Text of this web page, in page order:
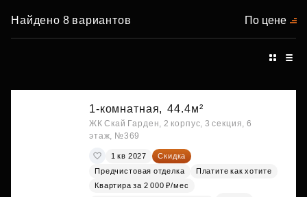
Найдено 8 вариантов По цене
1-комнатная, 44.4м²
ЖК Скай Гарден, 2 корпус, 3 секция, 6
этаж, №369
1 кв 2027
Скидка
Предчистовая отделка
Платите как хотите
Квартира за 2 000 ₽/мес